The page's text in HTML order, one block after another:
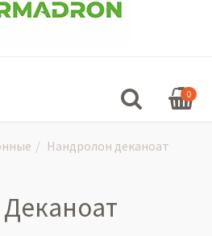
0
Нандролон деканоат